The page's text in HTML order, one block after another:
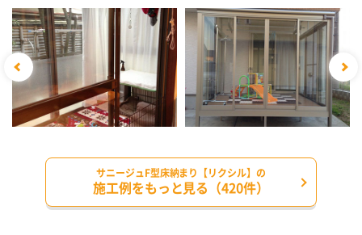
サニージュF型床納まり【リクシル】の
施工例をもっと見る（420件）